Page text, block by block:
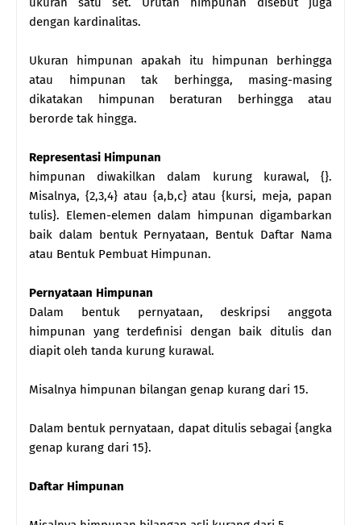
dengan kardinalitas.
Ukuran himpunan apakah itu himpunan berhingga
atau himpunan tak berhingga, masing-masing
dikatakan himpunan beraturan berhingga atau
berorde tak hingga.
Representasi Himpunan
himpunan diwakilkan dalam kurung kurawal, {}.
Misalnya, {2,3,4} atau {a,b,c} atau {kursi, meja, papan
tulis}. Elemen-elemen dalam himpunan digambarkan
baik dalam bentuk Pernyataan, Bentuk Daftar Nama
atau Bentuk Pembuat Himpunan.
Pernyataan Himpunan
Dalam bentuk pernyataan, deskripsi anggota
himpunan yang terdefinisi dengan baik ditulis dan
diapit oleh tanda kurung kurawal.
Misalnya himpunan bilangan genap kurang dari 15.
Dalam bentuk pernyataan, dapat ditulis sebagai {angka
genap kurang dari 15}.
Daftar Himpunan